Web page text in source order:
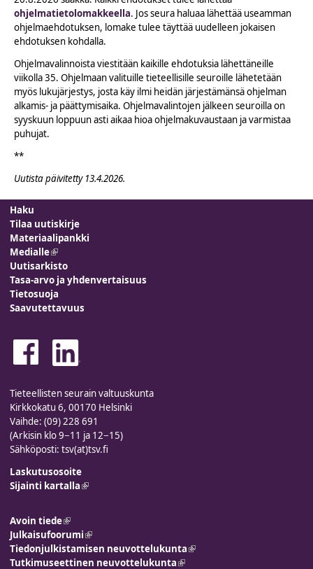
ohjelmatietolomakkeella. Jos seura haluaa lähettää useamman
ohjelmaehdotuksen, lomake tulee täyttää uudelleen jokaisen
ehdotuksen kohdalla.
Ohjelmavalinnoista viestitään kaikille ehdotuksia lähettäneille
viikolla 35. Ohjelmaan valituille tieteellisille seuroille lähetetään
myös lukujärjestys, josta käy ilmi heidän järjestämänsä ohjelman
alkamis- ja päättymisaika. Ohjelmavalintojen jälkeen seuroilla on
syyskuun loppuun asti aikaa hioa ohjelmakuvaustaan ja varmistaa
puhujat.
**
Uutista päivitetty 13.4.2026.
Haku
Tilaa uutiskirje
Materiaalipankki
Medialle(link is external)
Uutisarkisto
Tasa-arvo ja yhdenvertaisuus
Tietosuoja
Saavutettavuus
Tieteellisten seurain valtuuskunta
Kirkkokatu 6, 00170 Helsinki
Vaihde: (09) 228 691
(Arkisin klo 9−11 ja 12−15)
Sähköposti: tsv(at)tsv.fi
Laskutusosoite
Sijainti kartalla(link is external)
Avoin tiede(link is external)
Julkaisufoorumi(link is external)
Tiedonjulkistamisen neuvottelukunta(link is external)
Tutkimuseettinen neuvottelukunta(link is external)